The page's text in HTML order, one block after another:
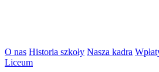
O nas Historia szkoły Nasza kadra
Liceum